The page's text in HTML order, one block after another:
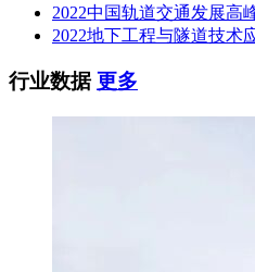
2022中国轨道交通发展高
2022地下工程与隧道技术
行业数据更多